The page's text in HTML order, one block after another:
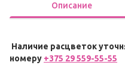
Описание
Наличие расцветок
номеру +375 29 559-55-55